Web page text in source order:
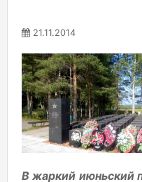
21.11.2014
В жаркий июньский